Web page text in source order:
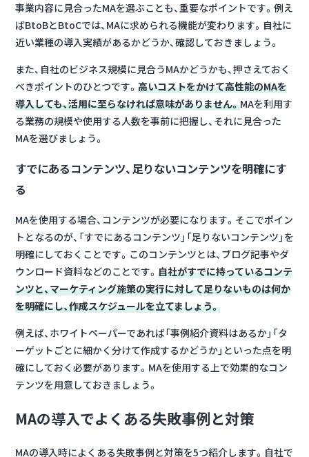
事業内容に見合ったMAを選ぶことも、重要なポイントです。例え
ばBtoBとBtoCでは、MAに求められる機能が変わります。自社に
近い業種の導入実績があるかどうか、確認しておきましょう。
また、自社のビジネス規模に見合うMAかどうかも、押さえておく
べきポイントのひとつです。 高いコストをかけて高性能のMAを
導入しても、活用に至らなければ意味がありません。MAを利用す
る業務の規模や使用する人数を事前に把握し、それに見合った
MAを選びましょう。
すでにあるコンテンツ、足りないコンテンツを明確にす
る
MAを使用する場合、コンテンツが必要になります。そこでポイン
トとなるのが、「すでにあるコンテンツ」「足りないコンテンツ」を
明確にしておくことです。このコンテンツとは、ブログ記事やダ
ウンロード資料などのことです。 自社がすでに持っているコンテ
ンツと、マーケティング施策の実行に対して足りないものは何か
を明確にし、作成スケジュールを立てましょう。
例えば、ホワイトペーパーであれば「事例紹介資料はあるか」「タ
ーゲットごとに細かく分けて作成するかどうか」といった点を明
確にしておく必要があります。MAを使用する上で効果的なコン
テンツを用意しておきましょう。
MAの導入でよくある失敗事例と対策
MAの導入時によくある失敗事例と対策を5つ紹介します。自社で